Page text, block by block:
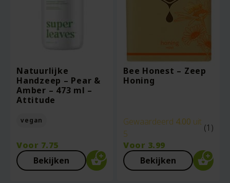
Natuurlijke
Handzeep – Pear &
Amber – 473 ml –
Attitude
vegan
Voor 7.75
Bekijken
Bee Honest – Zeep
Honing
Gewaardeerd 4.00 uit
5
(1)
Voor 3.99
Bekijken